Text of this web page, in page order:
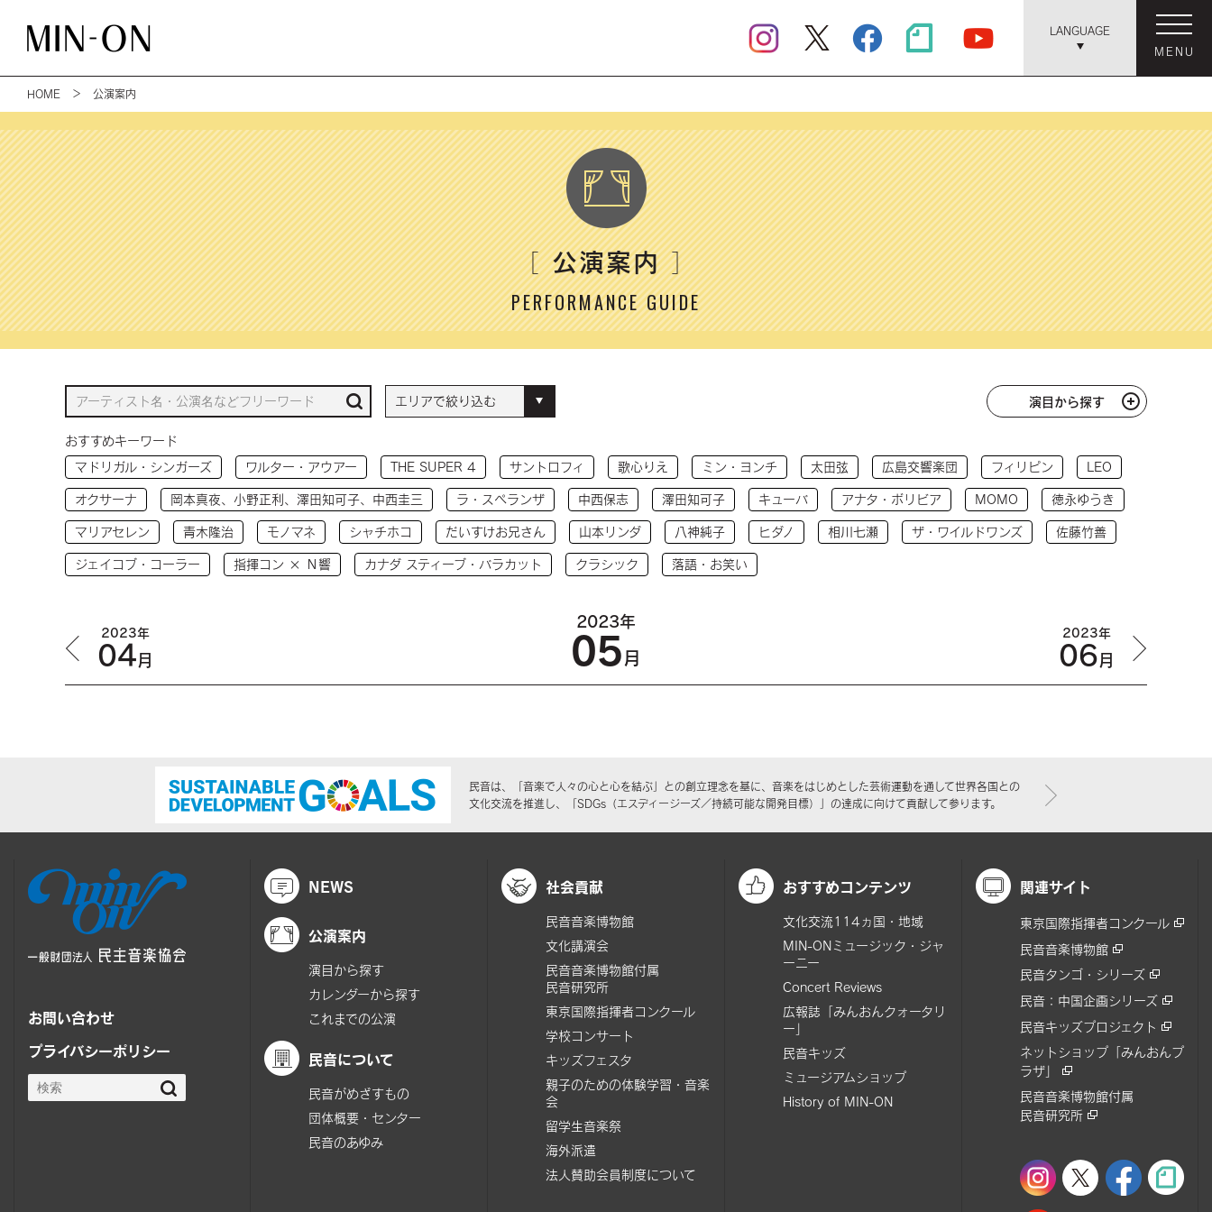
LANGUAGE
MENU
HOME ＞ 公演案内
［公演案内］
PERFORMANCE GUIDE
演目から探す
おすすめキーワード
マドリガル・シンガーズ
ワルター・アウアー THE SUPER 4 サントロフィ 歌心りえ ミン・ヨンチ 太田弦 広島交響楽団 フィリピン LEO
オクサーナ 岡本真夜、小野正利、澤田知可子、中西圭三 ラ・スペランザ 中西保志 澤田知可子 キューバ アナタ・ボリビア MOMO 徳永ゆうき
マリアセレン 青木隆治 モノマネ シャチホコ だいすけお兄さん 山本リンダ 八神純子 ヒダノ 相川七瀬 ザ・ワイルドワンズ 佐藤竹善
ジェイコブ・コーラー 指揮コン × Ｎ響 カナダ スティーブ・バラカット クラシック 落語・お笑い
2023年
04月
2023年
05月
2023年
06月
民音は、「音楽で人々の心と心を結ぶ」との創立理念を基に、音楽をはじめとした芸術運動を通して世界各国との
文化交流を推進し、「SDGs（エスディージーズ／持続可能な開発目標）」の達成に向けて貢献して参ります。
お問い合わせ
プライバシーポリシー
NEWS
公演案内
演目から探す
カレンダーから探す
これまでの公演
民音について
民音がめざすもの
団体概要・センター
民音のあゆみ
社会貢献
民音音楽博物館
文化講演会
民音音楽博物館付属
民音研究所
東京国際指揮者コンクール
学校コンサート
キッズフェスタ
親子のための体験学習・音楽
会
留学生音楽祭
海外派遣
法人賛助会員制度について
おすすめコンテンツ
文化交流114ヵ国・地域
MIN-ONミュージック・ジャ
ーニー
Concert Reviews
広報誌「みんおんクォータリ
ー」
民音キッズ
ミュージアムショップ
History of MIN-ON
関連サイト
東京国際指揮者コンクール
民音音楽博物館
民音タンゴ・シリーズ
民音：中国企画シリーズ
民音キッズプロジェクト
ネットショップ「みんおんプ
ラザ」
民音音楽博物館付属
民音研究所